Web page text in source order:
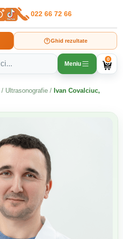
022 66 72 66
Ghid rezultate
Meniu
0
/ Ultrasonografie / Ivan Covalciuc,